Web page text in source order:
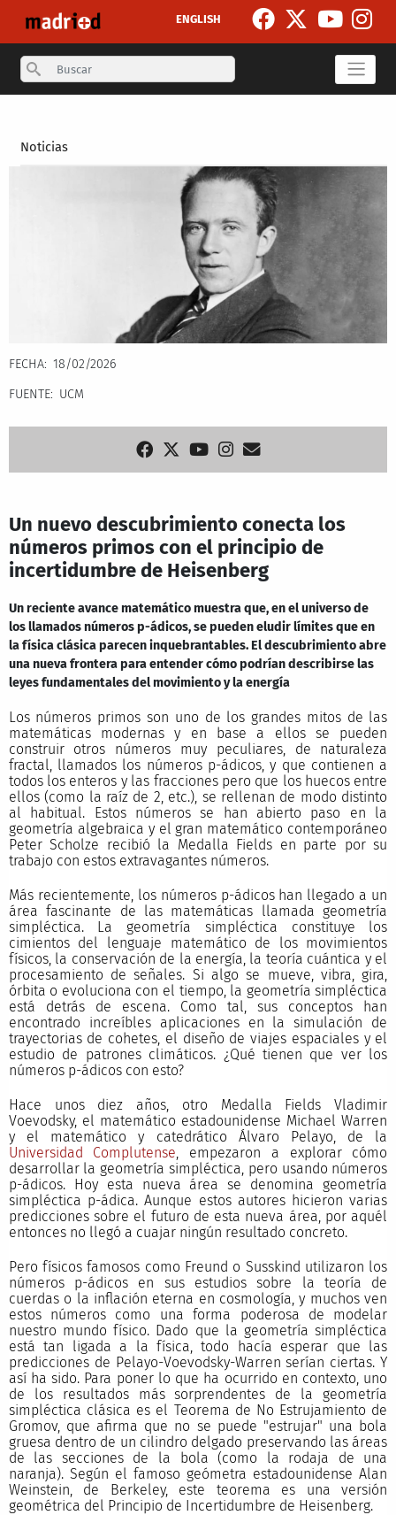
ENGLISH
Search
Noticias
FECHA
18/02/2026
FUENTE
UCM
Un nuevo descubrimiento conecta los
números primos con el principio de
incertidumbre de Heisenberg
Un reciente avance matemático muestra que, en el universo de
los llamados números p-ádicos, se pueden eludir límites que en
la física clásica parecen inquebrantables. El descubrimiento abre
una nueva frontera para entender cómo podrían describirse las
leyes fundamentales del movimiento y la energía
Los números primos son uno de los grandes mitos de las
matemáticas modernas y en base a ellos se pueden
construir otros números muy peculiares, de naturaleza
fractal, llamados los números p-ádicos, y que contienen a
todos los enteros y las fracciones pero que los huecos entre
ellos (como la raíz de 2, etc.), se rellenan de modo distinto
al habitual. Estos números se han abierto paso en la
geometría algebraica y el gran matemático contemporáneo
Peter Scholze recibió la Medalla Fields en parte por su
trabajo con estos extravagantes números.
Más recientemente, los números p-ádicos han llegado a un
área fascinante de las matemáticas llamada geometría
simpléctica. La geometría simpléctica constituye los
cimientos del lenguaje matemático de los movimientos
físicos, la conservación de la energía, la teoría cuántica y el
procesamiento de señales. Si algo se mueve, vibra, gira,
órbita o evoluciona con el tiempo, la geometría simpléctica
está detrás de escena. Como tal, sus conceptos han
encontrado increíbles aplicaciones en la simulación de
trayectorias de cohetes, el diseño de viajes espaciales y el
estudio de patrones climáticos. ¿Qué tienen que ver los
números p-ádicos con esto?
Hace unos diez años, otro Medalla Fields Vladimir
Voevodsky, el matemático estadounidense Michael Warren
y el matemático y catedrático Álvaro Pelayo, de la
Universidad Complutense, empezaron a explorar cómo
desarrollar la geometría simpléctica, pero usando números
p-ádicos. Hoy esta nueva área se denomina geometría
simpléctica p-ádica. Aunque estos autores hicieron varias
predicciones sobre el futuro de esta nueva área, por aquél
entonces no llegó a cuajar ningún resultado concreto.
Pero físicos famosos como Freund o Susskind utilizaron los
números p-ádicos en sus estudios sobre la teoría de
cuerdas o la inflación eterna en cosmología, y muchos ven
estos números como una forma poderosa de modelar
nuestro mundo físico. Dado que la geometría simpléctica
está tan ligada a la física, todo hacía esperar que las
predicciones de Pelayo-Voevodsky-Warren serían ciertas. Y
así ha sido. Para poner lo que ha ocurrido en contexto, uno
de los resultados más sorprendentes de la geometría
simpléctica clásica es el Teorema de No Estrujamiento de
Gromov, que afirma que no se puede "estrujar" una bola
gruesa dentro de un cilindro delgado preservando las áreas
de las secciones de la bola (como la rodaja de una
naranja). Según el famoso geómetra estadounidense Alan
Weinstein, de Berkeley, este teorema es una versión
geométrica del Principio de Incertidumbre de Heisenberg.